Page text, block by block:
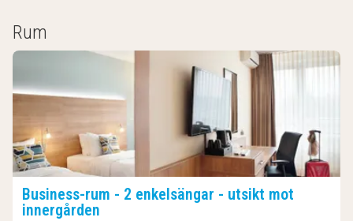
Rum
Business-rum - 2 enkelsängar - utsikt mot
innergården